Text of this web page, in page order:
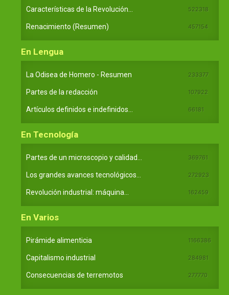
Características de la Revolución... 522318
Renacimiento (Resumen) 457154
En Lengua
La Odisea de Homero - Resumen 233377
Partes de la redacción 107922
Artículos definidos e indefinidos... 66181
En Tecnología
Partes de un microscopio y calidad... 369761
Los grandes avances tecnológicos... 272923
Revolución industrial: máquina... 162459
En Varios
Pirámide alimenticia 1166386
Capitalismo industrial 284981
Consecuencias de terremotos 277770